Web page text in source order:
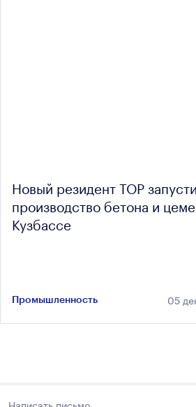
Новый резидент ТОР
производство бетона и
Кузбассе
Промышленность 05